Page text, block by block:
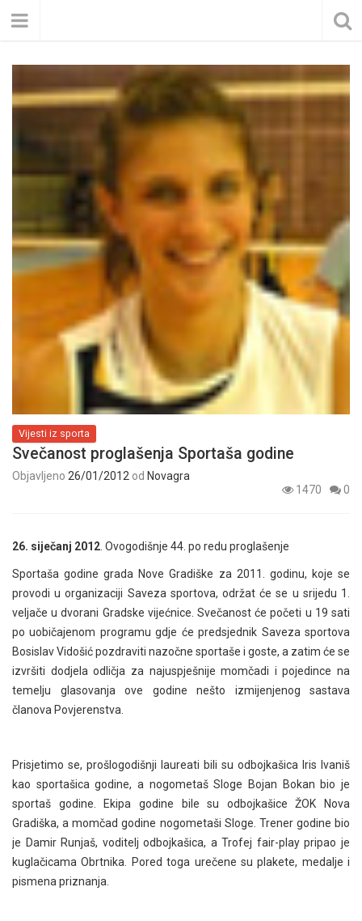
Vijesti iz sporta
Svečanost proglašenja Sportaša godine
Objavljeno 26/01/2012 od Novagra
1470
0
26. siječanj 2012. Ovogodišnje 44. po redu proglašenje
Sportaša godine grada Nove Gradiške za 2011. godinu, koje se
provodi u organizaciji Saveza sportova, održat će se u srijedu 1.
veljače u dvorani Gradske vijećnice. Svečanost će početi u 19 sati
po uobičajenom programu gdje će predsjednik Saveza sportova
Bosislav Vidošić pozdraviti nazočne sportaše i goste, a zatim će se
izvršiti dodjela odličja za najuspješnije momčadi i pojedince na
temelju glasovanja ove godine nešto izmijenjenog sastava
članova Povjerenstva.
Prisjetimo se, prošlogodišnji laureati bili su odbojkašica Iris Ivaniš
kao sportašica godine, a nogometaš Sloge Bojan Bokan bio je
sportaš godine. Ekipa godine bile su odbojkašice ŽOK Nova
Gradiška, a momčad godine nogometaši Sloge. Trener godine bio
je Damir Runjaš, voditelj odbojkašica, a Trofej fair-play pripao je
kuglačicama Obrtnika. Pored toga urečene su plakete, medalje i
pismena priznanja.